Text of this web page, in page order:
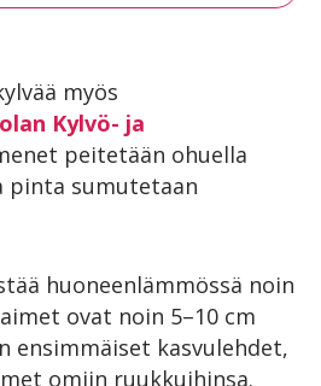
myös
Kylvö- ja
peitetään ohuella
pinta sumutetaan
huoneenlämmössä noin
ovat noin 5–10 cm
ensimmäiset kasvulehdet,
omiin ruukkuihinsa.